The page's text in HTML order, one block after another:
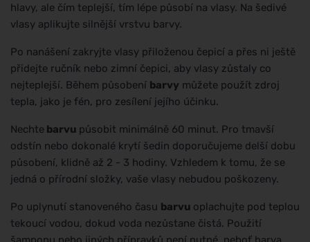
hlavy, ale čím teplejší, tím lépe působí na vlasy. Na šedivé
vlasy aplikujte silnější vrstvu barvy.
Po nanášení zakryjte vlasy přiloženou čepicí a přes ni ještě
přidejte ručník nebo zimní čepici, aby vlasy zůstaly co
nejteplejší. Během působení barvy můžete použít zdroj
tepla, jako je fén, pro zesílení jejího účinku.
Nechte barvu působit minimálně 60 minut. Pro tmavší
odstín nebo dokonalé krytí šedin doporučujeme delší dobu
působení, klidně až 2 - 3 hodiny. Vzhledem k tomu, že se
jedná o přírodní složky, vaše vlasy nebudou poškozeny.
Po uplynutí stanoveného času barvu oplachujte pod teplou
tekoucí vodou, dokud voda nezůstane čistá. Použití